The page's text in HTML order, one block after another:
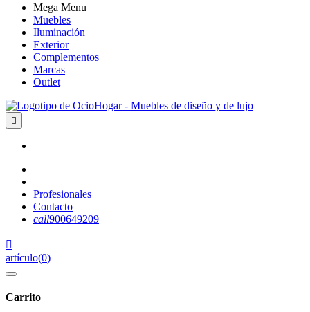
Mega Menu
Muebles
Iluminación
Exterior
Complementos
Marcas
Outlet

Profesionales
Contacto
call900649209

artículo(0)
Carrito